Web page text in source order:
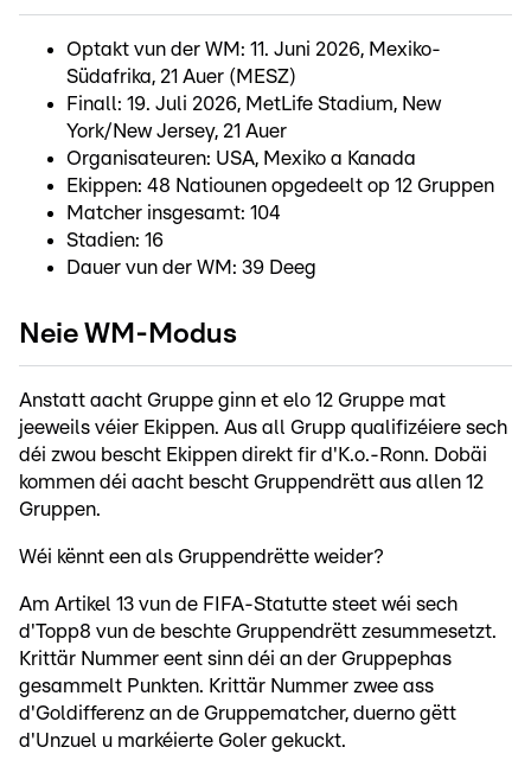
Optakt vun der WM: 11. Juni 2026, Mexiko-
Südafrika, 21 Auer (MESZ)
Finall: 19. Juli 2026, MetLife Stadium, New
York/New Jersey, 21 Auer
Organisateuren: USA, Mexiko a Kanada
Ekippen: 48 Natiounen opgedeelt op 12 Gruppen
Matcher insgesamt: 104
Stadien: 16
Dauer vun der WM: 39 Deeg
Neie WM-Modus
Anstatt aacht Gruppe ginn et elo 12 Gruppe mat
jeeweils véier Ekippen. Aus all Grupp qualifizéiere sech
déi zwou bescht Ekippen direkt fir d'K.o.-Ronn. Dobäi
kommen déi aacht bescht Gruppendrëtt aus allen 12
Gruppen.
Wéi kënnt een als Gruppendrëtte weider?
Am Artikel 13 vun de FIFA-Statutte steet wéi sech
d'Topp8 vun de beschte Gruppendrëtt zesummesetzt.
Krittär Nummer eent sinn déi an der Gruppephas
gesammelt Punkten. Krittär Nummer zwee ass
d'Goldifferenz an de Gruppematcher, duerno gëtt
d'Unzuel u markéierte Goler gekuckt.